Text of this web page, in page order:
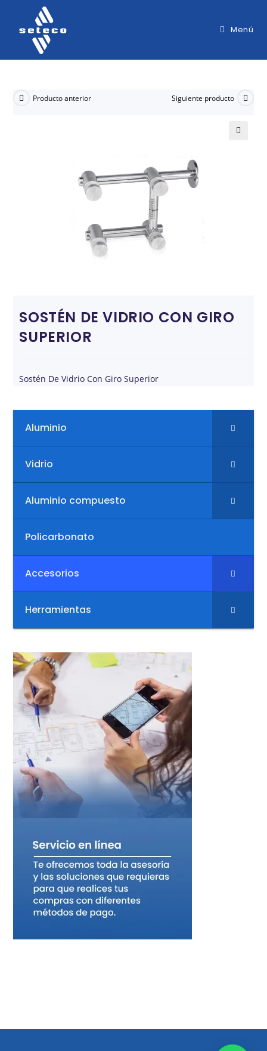
Menú
Producto anterior Siguiente producto
SOSTÉN DE VIDRIO CON GIRO
SUPERIOR
Sostén De Vidrio Con Giro Superior
Aluminio
Vidrio
Aluminio compuesto
Policarbonato
Accesorios
Herramientas